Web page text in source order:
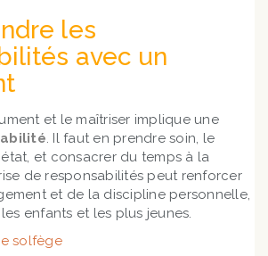
les
avec un
et le maîtriser implique une
. Il faut en prendre soin, le
et consacrer du temps à la
de responsabilités peut renforcer
et de la discipline personnelle,
enfants et les plus jeunes.
solfège